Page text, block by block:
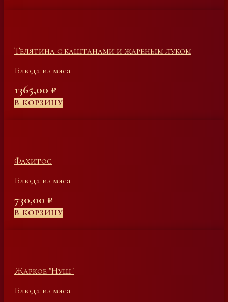
Телятина с каштанами и жареным луком
Блюда из мяса
1365,00 ₽
В КОРЗИНУ
Фахитос
Блюда из мяса
730,00 ₽
В КОРЗИНУ
Жаркое "Нуш"
Блюда из мяса